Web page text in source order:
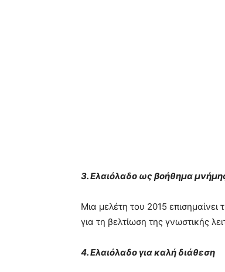
3. Ελαιόλαδο ως βοήθημα
Μια μελέτη του 2015
για τη βελτίωση της γνωστικής
4. Ελαιόλαδο για καλή διάθεση